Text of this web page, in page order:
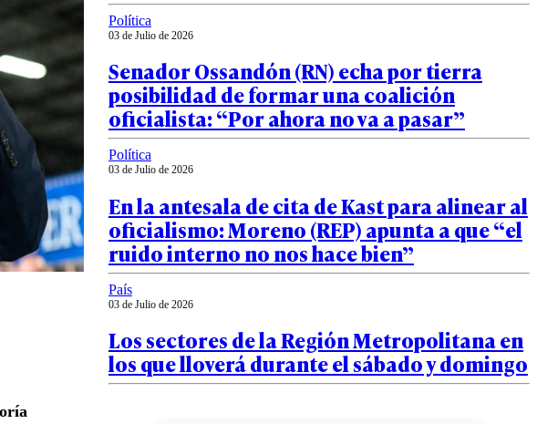
Política
03 de Julio de 2026
Senador Ossandón (RN) echa por tierra
posibilidad de formar una coalición
oficialista: “Por ahora no va a pasar”
Política
03 de Julio de 2026
En la antesala de cita de Kast para alinear al
oficialismo: Moreno (REP) apunta a que “el
ruido interno no nos hace bien”
País
03 de Julio de 2026
Los sectores de la Región Metropolitana en
los que lloverá durante el sábado y domingo